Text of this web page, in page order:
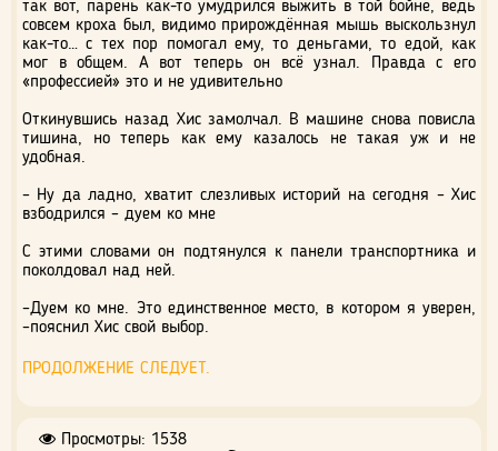
так вот, парень как-то умудрился выжить в той бойне, ведь
совсем кроха был, видимо прирождённая мышь выскользнул
как-то… с тех пор помогал ему, то деньгами, то едой, как
мог в общем. А вот теперь он всё узнал. Правда с его
«профессией» это и не удивительно
Откинувшись назад Хис замолчал. В машине снова повисла
тишина, но теперь как ему казалось не такая уж и не
удобная.
– Ну да ладно, хватит слезливых историй на сегодня – Хис
взбодрился – дуем ко мне
С этими словами он подтянулся к панели транспортника и
поколдовал над ней.
–Дуем ко мне. Это единственное место, в котором я уверен,
–пояснил Хис свой выбор.
ПРОДОЛЖЕНИЕ СЛЕДУЕТ.
Просмотры: 1538